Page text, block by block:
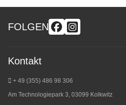
FOLGEN
Kontakt
+ 49 (355) 486 98 306
Am Technologiepark 3, 03099 Kolkwitz